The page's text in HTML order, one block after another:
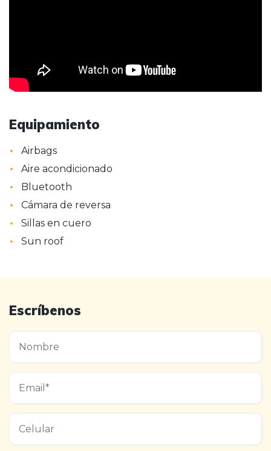
Equipamiento
• Airbags
• Aire acondicionado
• Bluetooth
• Cámara de reversa
• Sillas en cuero
• Sun roof
Escríbenos